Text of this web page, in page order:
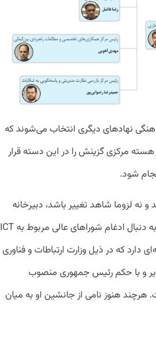
نهادهای دیگری انتخاب می‌شوند که
مرکزی گزینش را در این دسته قرار
شود.
و نه لزوما شاهد تغییر باشد، دبیرخانه
شورای اجرایی فناوری اطلاعات است. این شورا که به دنبال ادغام شوراهای عالی مربوط به ICT
که در ذیل وزارت ارتباطات و فناوری
و با حکم رئیس جمهوری منصوب
هرچند هنوز نامی از جانشین او به میان